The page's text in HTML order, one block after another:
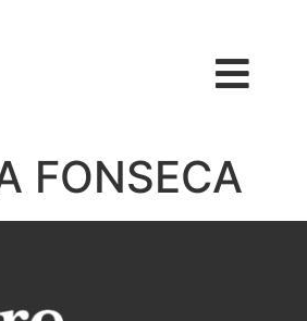
FONSECA